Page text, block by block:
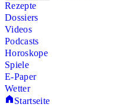
Rezepte
Dossiers
Videos
Podcasts
Horoskope
Spiele
E-Paper
Wetter
Startseite